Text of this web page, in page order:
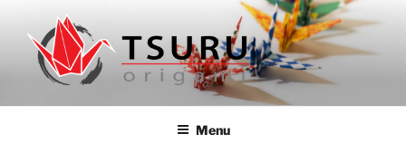
inhoud
ORIGAMIWINKEL TSURU
Authentieke origami papier en boeken uit Japan
Menu